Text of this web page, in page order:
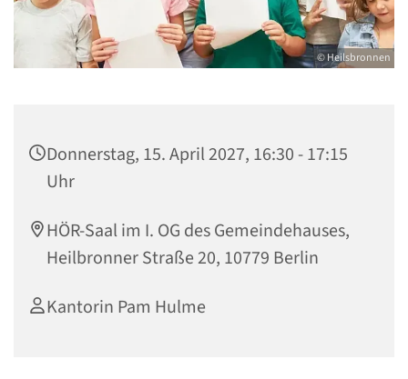
© Heilsbronnen
Donnerstag, 15. April 2027, 16:30 - 17:15
Uhr
HÖR-Saal im I. OG des Gemeindehauses,
Heilbronner Straße 20, 10779 Berlin
Kantorin Pam Hulme